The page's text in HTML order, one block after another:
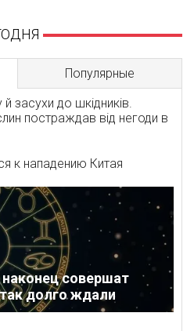
Популярные
й засухи до шкідників.
постраждав від негоди в
к нападению Китая
совершат
долго ждали